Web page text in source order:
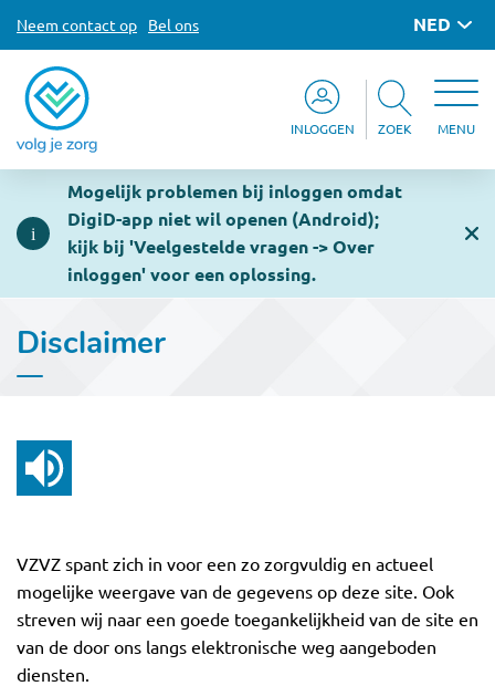
Neem contact op Bel ons NED
INLOGGEN ZOEK MENU
Mogelijk problemen bij inloggen omdat
DigiD-app niet wil openen (Android);
kijk bij 'Veelgestelde vragen -> Over
inloggen' voor een oplossing.
Disclaimer
VZVZ spant zich in voor een zo zorgvuldig en actueel
mogelijke weergave van de gegevens op deze site. Ook
streven wij naar een goede toegankelijkheid van de site en
van de door ons langs elektronische weg aangeboden
diensten.